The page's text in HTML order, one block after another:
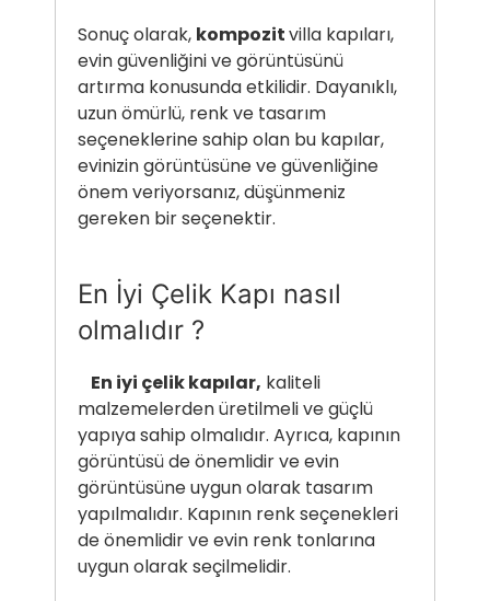
Sonuç olarak, kompozitvilla kapıları,
evin güvenliğini ve görüntüsünü
artırma konusunda etkilidir. Dayanıklı,
uzun ömürlü, renk ve tasarım
seçeneklerine sahip olan bu kapılar,
evinizin görüntüsüne ve güvenliğine
önem veriyorsanız, düşünmeniz
gereken bir seçenektir.
En İyi Çelik Kapı nasıl
olmalıdır ?
En iyi çelik kapılar, kaliteli
malzemelerden üretilmeli ve güçlü
yapıya sahip olmalıdır. Ayrıca, kapının
görüntüsü de önemlidir ve evin
görüntüsüne uygun olarak tasarım
yapılmalıdır. Kapının renk seçenekleri
de önemlidir ve evin renk tonlarına
uygun olarak seçilmelidir.